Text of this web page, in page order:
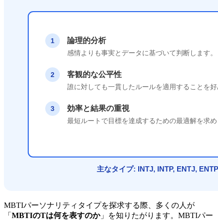
MBTIパーソナリティタイプを探求する際、多くの人が
「 MBTIのTは何を表すのか」を知りたがります。MBTIパー